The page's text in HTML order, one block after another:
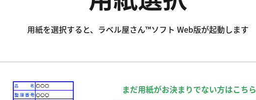
用紙を選択すると、ラベル屋さん™ソフト Web版が起動します
まだ用紙がお決まりでない方はこちら